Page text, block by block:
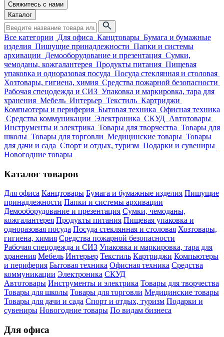
Свяжитесь с нами
Каталог
Все категории Для офиса Канцтовары Бумага и бумажные
изделия Пишущие принадлежности Папки и системы
архивации Демооборудование и презентация Сумки,
чемоданы, кожгалантерея Продукты питания Пищевая
упаковка и одноразовая посуда Посуда стеклянная и столовая
Хозтовары, гигиена, химия Средства пожарной безопасности
Рабочая спецодежда и СИЗ Упаковка и маркировка, тара для
хранения Мебель Интерьер Текстиль Картриджи
Компьютеры и периферия Бытовая техника Офисная техника
Средства коммуникации Электроника СКУД Автотовары
Инструменты и электрика Товары для творчества Товары для
школы Товары для торговли Медицинские товары Товары
для дачи и сада Спорт и отдых, туризм Подарки и сувениры
Новогодние товары
Каталог товаров
Для офиса Канцтовары Бумага и бумажные изделия Пишущие
принадлежности Папки и системы архивации
Демооборудование и презентация Сумки, чемоданы,
кожгалантерея Продукты питания Пищевая упаковка и
одноразовая посуда Посуда стеклянная и столовая Хозтовары,
гигиена, химия Средства пожарной безопасности
Рабочая спецодежда и СИЗ Упаковка и маркировка, тара для
хранения Мебель Интерьер Текстиль Картриджи Компьютеры
и периферия Бытовая техника Офисная техника Средства
коммуникации Электроника СКУД
Автотовары Инструменты и электрика Товары для творчества
Товары для школы Товары для торговли Медицинские товары
Товары для дачи и сада Спорт и отдых, туризм Подарки и
сувениры Новогодние товары По видам бизнеса
Для офиса